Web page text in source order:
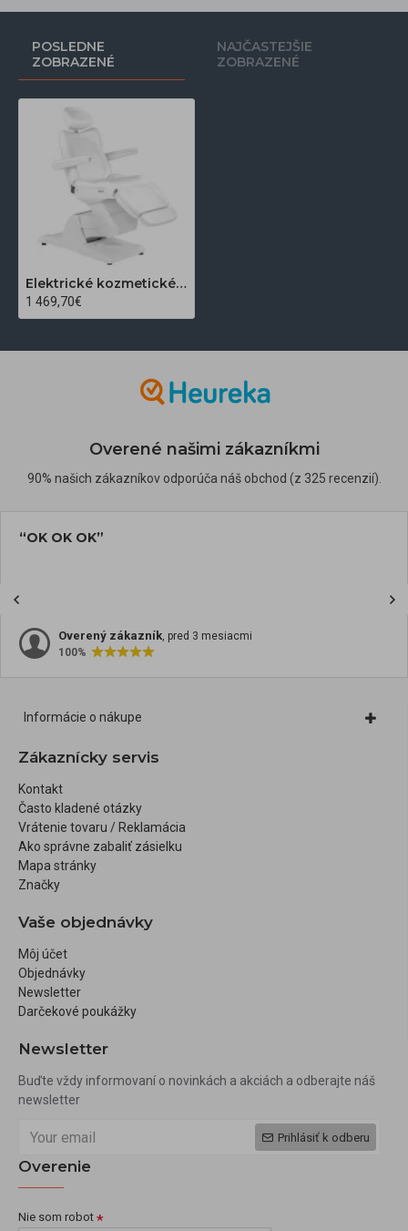
POSLEDNE
ZOBRAZENÉ
NAJČASTEJŠIE
ZOBRAZENÉ
Elektrické kozmetické kreslo Azzurro 870 biele
1 469,70€
Overené našimi zákazníkmi
90% našich zákazníkov odporúča náš obchod (z 325 recenzií).
“OK OK OK”
Overený zákazník, pred 3 mesiacmi
100%
Informácie o nákupe
Zákaznícky servis
Kontakt
Často kladené otázky
Vrátenie tovaru / Reklamácia
Ako správne zabaliť zásielku
Mapa stránky
Značky
Vaše objednávky
Môj účet
Objednávky
Newsletter
Darčekové poukážky
Newsletter
Buďte vždy informovaní o novinkách a akciách a odberajte náš
newsletter
Prihlásiť k odberu
Overenie
Nie som robot